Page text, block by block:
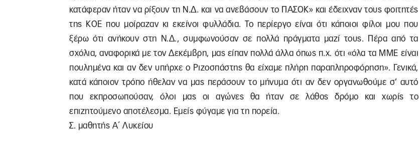
κατάφεραν ήταν να ρίξουν τη Ν.Δ. και να ανεβάσουν το ΠΑΣΟΚ» και έδειχναν τους φοιτητές
της ΚΟΕ που μοίραζαν κι εκείνοι φυλλάδια. Το περίεργο είναι ότι κάποιοι φίλοι μου που
ξέρω ότι ανήκουν στη Ν.Δ., συμφωνούσαν σε πολλά πράγματα μαζί τους. Πέρα από τα
σχόλια, αναφορικά με τον Δεκέμβρη, μας είπαν πολλά άλλα όπως π.χ. ότι «όλα τα ΜΜΕ είναι
πουλημένα και αν δεν υπήρχε ο Ριζοσπάστης θα είχαμε πλήρη παραπληροφόρηση». Γενικά,
κατά κάποιον τρόπο ήθελαν να μας περάσουν το μήνυμα ότι αν δεν οργανωθούμε σ’ αυτό
που εκπροσωπούσαν, όλοι μας οι αγώνες θα ήταν σε λάθος δρόμο και χωρίς το
επιζητούμενο αποτέλεσμα. Εμείς φύγαμε για τη πορεία.
Σ. μαθητής Α΄ Λυκείου